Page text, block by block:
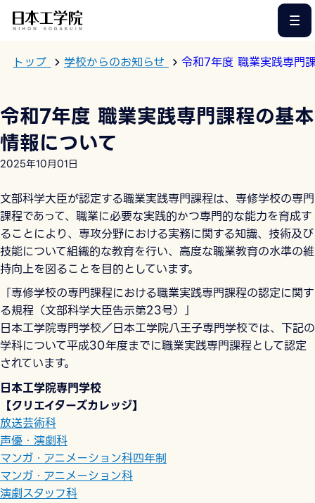
トップ 学校からのお知らせ 令和7年度 職業実践専門
令和7年度 職業実践専門課程の基本
情報について
2025年10月01日
文部科学大臣が認定する職業実践専門課程は、専修学校の専門
課程であって、職業に必要な実践的かつ専門的な能力を育成す
ることにより、専攻分野における実務に関する知識、技術及び
技能について組織的な教育を行い、高度な職業教育の水準の維
持向上を図ることを目的としています。
「専修学校の専門課程における職業実践専門課程の認定に関す
る規程（文部科学大臣告示第23号）」
日本工学院専門学校／日本工学院八王子専門学校では、下記の
学科について平成30年度までに職業実践専門課程として認定
されています。
日本工学院専門学校
【クリエイターズカレッジ】
放送芸術科
声優・演劇科
マンガ・アニメーション科四年制
マンガ・アニメーション科
演劇スタッフ科